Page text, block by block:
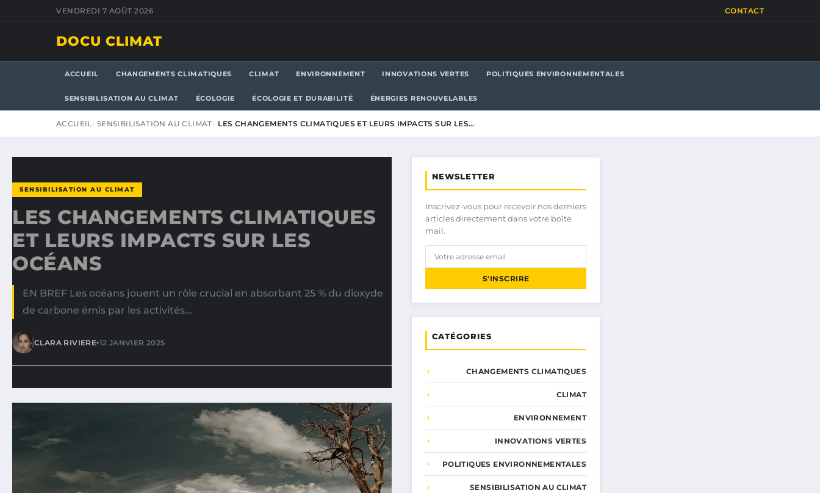
VENDREDI 7 AOÛT 2026 CONTACT
DOCU CLIMAT
ACCUEIL CHANGEMENTS CLIMATIQUES CLIMAT ENVIRONNEMENT INNOVATIONS VERTES POLITIQUES ENVIRONNEMENTALES
SENSIBILISATION AU CLIMAT ÉCOLOGIE ÉCOLOGIE ET DURABILITÉ ÉNERGIES RENOUVELABLES
ACCUEIL SENSIBILISATION AU CLIMAT LES CHANGEMENTS CLIMATIQUES ET LEURS IMPACTS SUR LES…
SENSIBILISATION AU CLIMAT
LES CHANGEMENTS CLIMATIQUES
ET LEURS IMPACTS SUR LES
OCÉANS
EN BREF Les océans jouent un rôle crucial en absorbant 25 % du dioxyde
de carbone émis par les activités…
CLARA RIVIERE•12 JANVIER 2025
NEWSLETTER
Inscrivez-vous pour recevoir nos derniers
articles directement dans votre boîte
mail.
S'INSCRIRE
CATÉGORIES
CHANGEMENTS CLIMATIQUES
CLIMAT
ENVIRONNEMENT
INNOVATIONS VERTES
POLITIQUES ENVIRONNEMENTALES
SENSIBILISATION AU CLIMAT